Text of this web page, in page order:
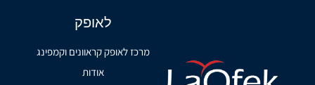
לאופק
מרכז לאופק קראוונים וקמפינג
אודות